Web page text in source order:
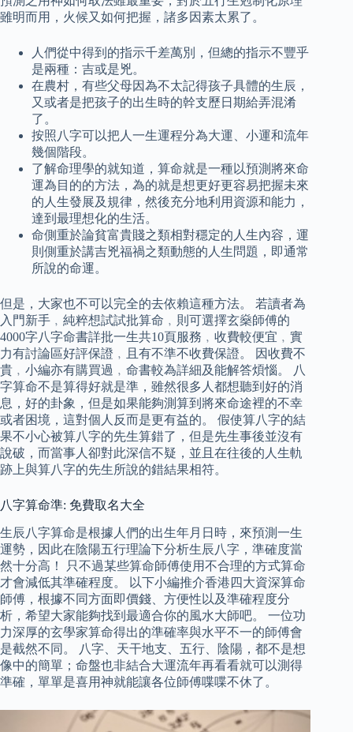
雖明而用，火候又如何把握，諸多因素太累了。
人們從中得到的指示千差萬別，但總的指示不豐乎
是兩種：吉或是兇。
在農村，有些父母因為不太記得孩子具體的生辰，
又或者是把孩子的出生時的幹支歷日期給弄混淆
了。
按照八字可以把人一生運程分為大運、小運和流年
幾個階段。
了解命理學的就知道，算命就是一種以預測將來命
運為目的的方法，為的就是想更好更容易把握未來
的人生發展及規律，然後充分地利用資源和能力，
達到最理想化的生活。
命側重於論貧富貴賤之類相對穩定的人生內容，運
則側重於講吉兇福禍之類動態的人生問題，即通常
所說的命運。
但是，大家也不可以完全的去依賴這種方法。 若讀者為
入門新手﹐純粹想試試批算命﹐則可選擇玄燊師傅的
4000字八字命書詳批一生共10頁服務﹐收費較便宜﹐實
力有討論區好評保證﹐且有不準不收費保證。 因收費不
貴﹐小編亦有購買過﹐命書較為詳細及能解答煩惱。 八
字算命不是算得好就是準，雖然很多人都想聽到好的消
息，好的卦象，但是如果能夠測算到將來命途裡的不幸
或者困境，這對個人反而是更有益的。 假使算八字的結
果不小心被算八字的先生算錯了，但是先生事後並沒有
說破，而當事人卻對此深信不疑，並且在往後的人生軌
跡上與算八字的先生所說的錯結果相符。
八字算命準: 免費取名大全
生辰八字算命是根據人們的出生年月日時，來預測一生
運勢，因此在陰陽五行理論下分析生辰八字，準確度當
然十分高！ 只不過某些算命師傅使用不合理的方式算命
才會減低其準確程度。 以下小編推介香港四大資深算命
師傅，根據不同方面即價錢、方便性以及準確程度分
析，希望大家能夠找到最適合你的風水大師吧。 一位功
力深厚的玄學家算命得出的準確率與水平不一的師傅會
是截然不同。 八字、天干地支、五行、陰陽，都不是想
像中的簡單；命盤也非結合大運流年再看看就可以測得
準確，單單是喜用神就能讓各位師傅喋喋不休了。